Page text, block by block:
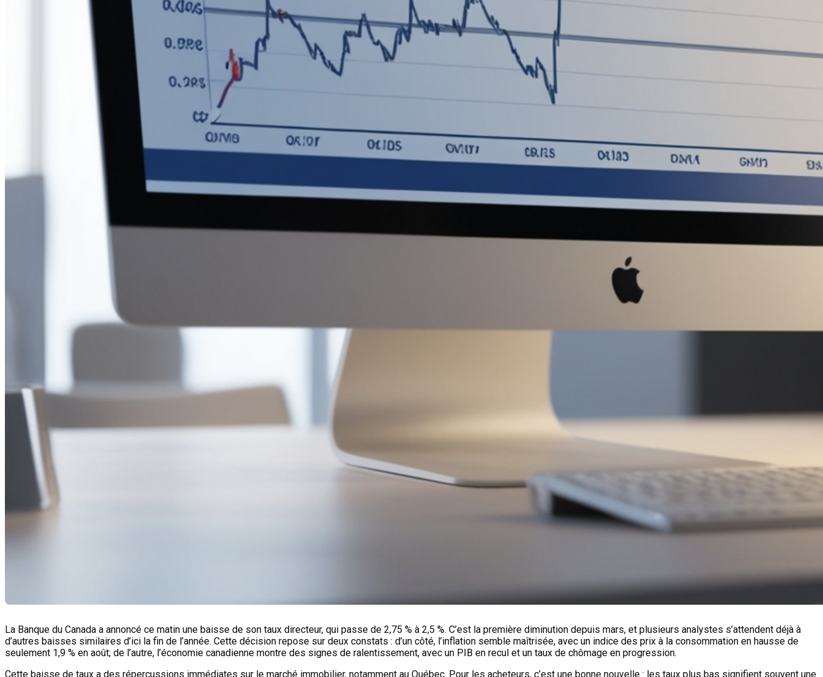
La Banque du Canada a annoncé ce matin une baisse de son taux directeur, qui passe de 2,75 % à 2,5 %. C’est la première diminution depuis mars, et plusieurs analystes s’attendent déjà à
d’autres baisses similaires d’ici la fin de l’année. Cette décision repose sur deux constats : d’un côté, l’inflation semble maîtrisée, avec un indice des prix à la consommation en hausse de
seulement 1,9 % en août; de l’autre, l’économie canadienne montre des signes de ralentissement, avec un PIB en recul et un taux de chômage en progression.
Cette baisse de taux a des répercussions immédiates sur le marché immobilier, notamment au Québec. Pour les acheteurs, c’est une bonne nouvelle : les taux plus bas signifient souvent une